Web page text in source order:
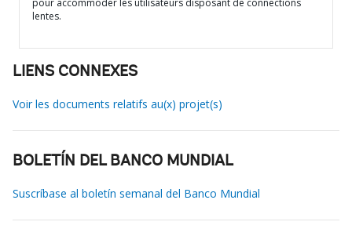
pour accommoder les utilisateurs disposant de connections
lentes.
LIENS CONNEXES
Voir les documents relatifs au(x) projet(s)
BOLETÍN DEL BANCO MUNDIAL
Suscríbase al boletín semanal del Banco Mundial